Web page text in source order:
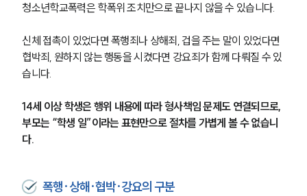
청소년학교폭력은 학폭위 조치만으로 끝나지 않을 수 있습니다.
신체 접촉이 있었다면 폭행죄나 상해죄, 겁을 주는 말이 있었다면
협박죄, 원하지 않는 행동을 시켰다면 강요죄가 함께 다뤄질 수 있
습니다.
14세 이상 학생은 행위 내용에 따라 형사책임 문제도 연결되므로,
부모는 “학생 일”이라는 표현만으로 절차를 가볍게 볼 수 없습니
다.
폭행·상해·협박·강요의 구분